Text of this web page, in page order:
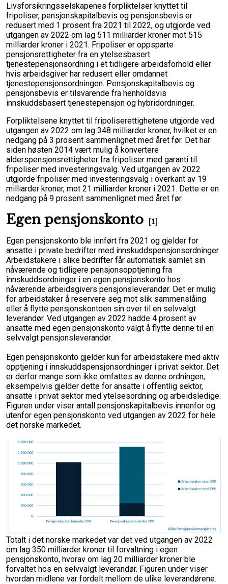
Livsforsikringsselskapenes forpliktelser knyttet til
fripoliser, pensjonskapitalbevis og pensjonsbevis er
redusert med 1 prosent fra 2021 til 2022, og utgjorde ved
utgangen av 2022 om lag 511 milliarder kroner mot 515
milliarder kroner i 2021. Fripoliser er oppsparte
pensjonsrettigheter fra en ytelsesbasert
tjenestepensjonsordning i et tidligere arbeidsforhold eller
hvis arbeidsgiver har redusert eller omdannet
tjenestepensjonsordningen. Pensjonskapitalbevis og
pensjonsbevis er tilsvarende fra henholdsvis
innskuddsbasert tjenestepensjon og hybridordninger.
Forpliktelsene knyttet til fripoliserettighetene utgjorde ved
utgangen av 2022 om lag 348 milliarder kroner, hvilket er en
nedgang på 3 prosent sammenlignet med året før. Det har
siden høsten 2014 vært mulig å konvertere
alderspensjonsrettigheter fra fripoliser med garanti til
fripoliser med investeringsvalg. Ved utgangen av 2022
utgjorde fripoliser med investeringsvalg i overkant av 19
milliarder kroner, mot 21 milliarder kroner i 2021. Dette er en
nedgang på 9 prosent sammenlignet med året før.
Egen pensjonskonto [1]
Egen pensjonskonto ble innført fra 2021 og gjelder for
ansatte i private bedrifter med innskuddspensjonsordninger.
Arbeidstakere i slike bedrifter får automatisk samlet sin
nåværende og tidligere pensjonsopptjening fra
innskuddsordninger i en egen pensjonskonto hos
nåværende arbeidsgivers pensjonsleverandør. Det er mulig
for arbeidstaker å reservere seg mot slik sammenslåing
eller å flytte pensjonskontoen sin over til en selvvalgt
leverandør. Ved utgangen av 2022 hadde 4 prosent av
ansatte med egen pensjonskonto valgt å flytte denne til en
selvvalgt pensjonsleverandør.
Egen pensjonskonto gjelder kun for arbeidstakere med aktiv
opptjening i innskuddspensjonsordninger i privat sektor. Det
er derfor mange som ikke omfattes av denne ordningen,
eksempelvis gjelder dette for ansatte i offentlig sektor,
ansatte i privat sektor med ytelsesordning og arbeidsledige.
Figuren under viser antall pensjonskapitalbevis innenfor og
utenfor egen pensjonskonto ved utgangen av 2022 for hele
det norske markedet.
Totalt i det norske markedet var det ved utgangen av 2022
om lag 350 milliarder kroner til forvaltning i egen
pensjonskonto, hvorav om lag 20 milliarder kroner ble
forvaltet hos en selvvalgt leverandør. Figuren under viser
hvordan midlene var fordelt mellom de ulike leverandørene.